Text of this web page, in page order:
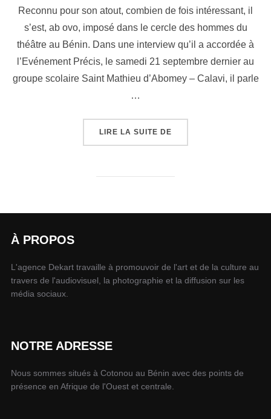
Reconnu pour son atout, combien de fois intéressant, il
s’est, ab ovo, imposé dans le cercle des hommes du
théâtre au Bénin. Dans une interview qu’il a accordée à
l’Evénement Précis, le samedi 21 septembre dernier au
groupe scolaire Saint Mathieu d’Abomey – Calavi, il parle
…
LIRE LA SUITE DE
À PROPOS
L'agence Dekart travaille à promouvoir de l'art et de la culture au
travers de l'audiovisuel, la photographie et la diffusion sur les
média sociaux.
NOTRE ADRESSE
Nous sommes situés à Cotonou au Bénin avec des points de
présence en Afrique de l'Ouest et centrale.